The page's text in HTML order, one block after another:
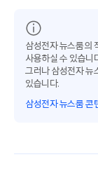
삼성전자 뉴스룸의
사용하실 수 있습니
그러나 삼성전자 뉴
있습니다.
삼성전자 뉴스룸 콘